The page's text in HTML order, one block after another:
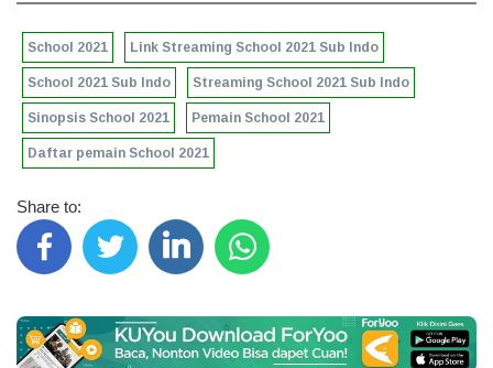
School 2021 Link Streaming School 2021 Sub Indo
School 2021 Sub Indo Streaming School 2021 Sub Indo
Sinopsis School 2021 Pemain School 2021
Daftar pemain School 2021
Share to: